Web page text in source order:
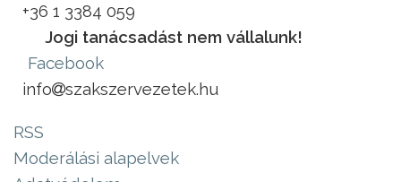
+36 1 3384 059
Jogi tanácsadást nem vállalunk!
Facebook
info
szakszervezetek.hu
RSS
Moderálási alapelvek